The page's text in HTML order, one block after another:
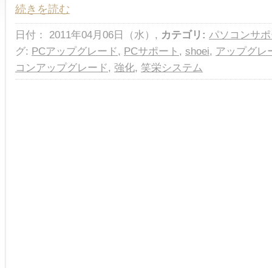
続きを読む
日付： 2011年04月06日（水）, カテゴリ: パソコンサ
グ: PCアップグレード, PCサポート , shoei, アップグレ
コンアップグレード, 強化, 笑栄システム